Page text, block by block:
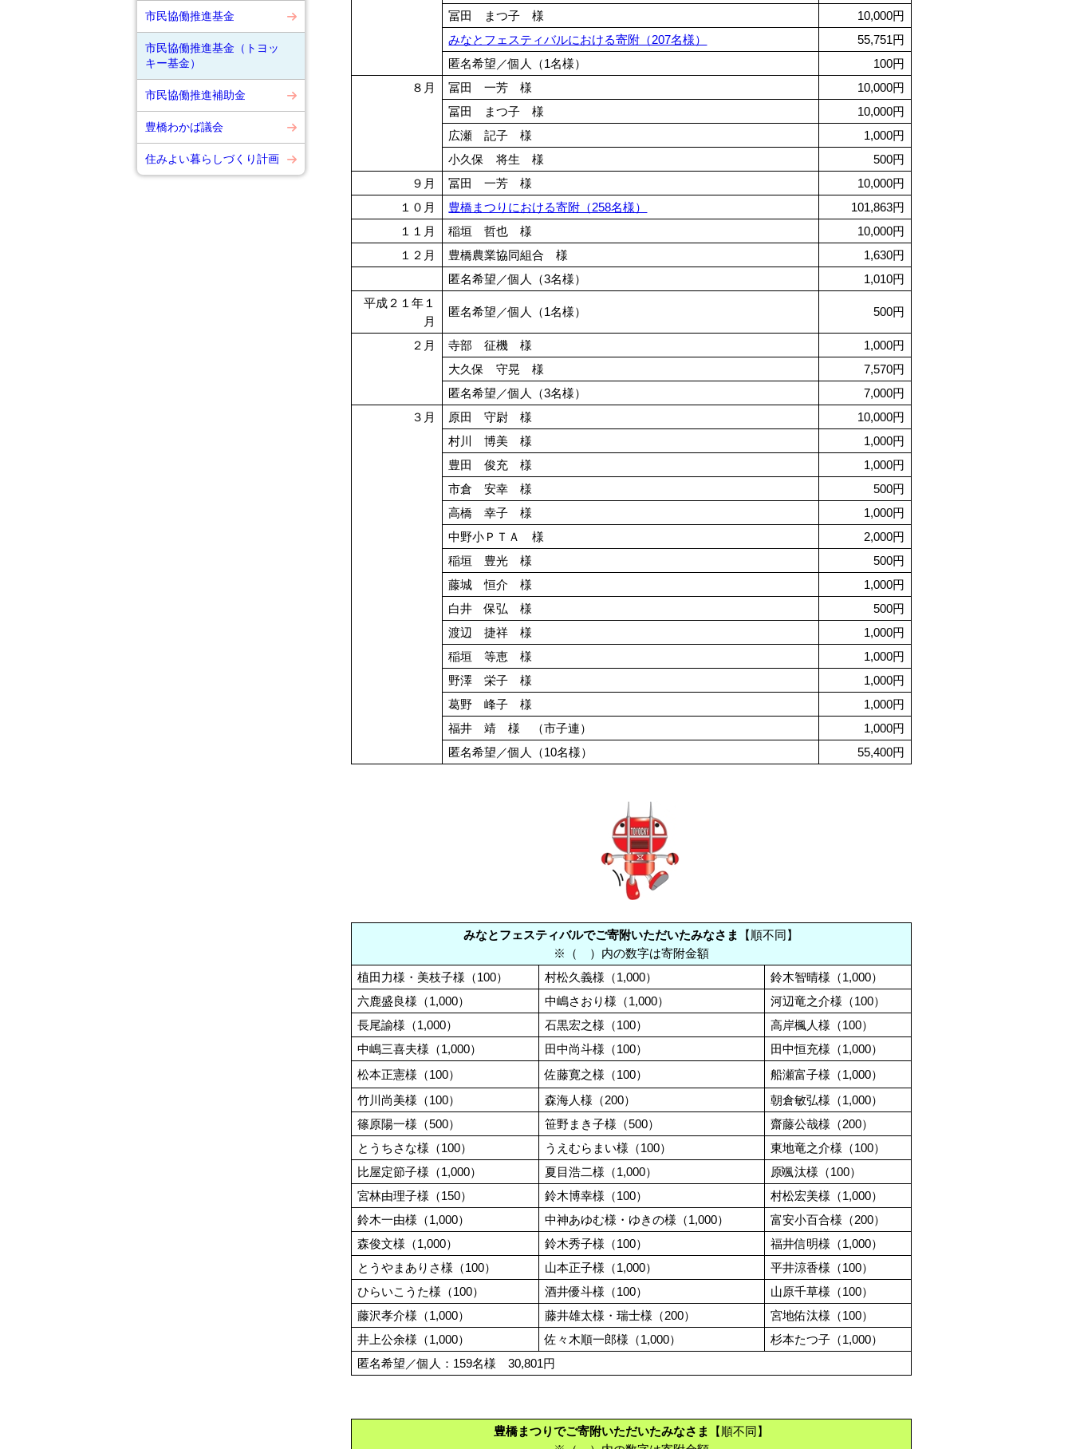
市民協働推進基金
市民協働推進基金（トヨッ
キー基金）
市民協働推進補助金
豊橋わかば議会
住みよい暮らしづくり計画
冨田 まつ子 様
10,000円
みなとフェスティバルにおける寄附（207名様）
55,751円
匿名希望／個人（1名様）
100円
８月
冨田 一芳 様
10,000円
冨田 まつ子 様
10,000円
広瀬 記子 様
1,000円
小久保 将生 様
500円
９月
冨田 一芳 様
10,000円
１０月
豊橋まつりにおける寄附（258名様）
101,863円
１１月
稲垣 哲也 様
10,000円
１２月
豊橋農業協同組合 様
1,630円
匿名希望／個人（3名様）
1,010円
平成２１年１
月
匿名希望／個人（1名様） 500円
２月 寺部 征機 様
1,000円
大久保 守晃 様
7,570円
匿名希望／個人（3名様）
7,000円
３月
原田 守尉 様
10,000円
村川 博美 様
1,000円
豊田 俊充 様
1,000円
市倉 安幸 様
500円
高橋 幸子 様
1,000円
中野小ＰＴＡ 様
2,000円
稲垣 豊光 様
500円
藤城 恒介 様
1,000円
白井 保弘 様
500円
渡辺 捷祥 様
1,000円
稲垣 等恵 様
1,000円
野澤 栄子 様
1,000円
葛野 峰子 様
1,000円
福井 靖 様 （市子連）
1,000円
匿名希望／個人（10名様）
55,400円
みなとフェスティバルでご寄附いただいたみなさま
【順不同】
※（ ）内の数字は寄附金額
植田力様・美枝子様（100）
村松久義様（1,000）
鈴木智晴様（1,000）
六鹿盛良様（1,000）
中嶋さおり様（1,000）
河辺竜之介様（100）
長尾諭様（1,000）
石黒宏之様（100）
高岸楓人様（100）
中嶋三喜夫様（1,000）
田中尚斗様（100）
田中恒充様（1,000）
松本正憲様（100）
佐藤寛之様（100）
船瀬富子様（1,000）
竹川尚美様（100）
森海人様（200）
朝倉敏弘様（1,000）
篠原陽一様（500）
笹野まき子様（500）
齋藤公哉様（200）
とうちさな様（100）
うえむらまい様（100）
東地竜之介様（100）
比屋定節子様（1,000）
夏目浩二様（1,000）
原颯汰様（100）
宮林由理子様（150）
鈴木博幸様（100）
村松宏美様（1,000）
鈴木一由様（1,000）
中神あゆむ様・ゆきの様（1,000）
富安小百合様（200）
森俊文様（1,000）
鈴木秀子様（100）
福井信明様（1,000）
とうやまありさ様（100）
山本正子様（1,000）
平井涼香様（100）
ひらいこうた様（100）
酒井優斗様（100）
山原千草様（100）
藤沢孝介様（1,000）
藤井雄太様・瑞士様（200）
宮地佑汰様（100）
井上公余様（1,000）
佐々木順一郎様（1,000）
杉本たつ子（1,000）
匿名希望／個人：159名様 30,801円
豊橋まつりでご寄附いただいたみなさま
【順不同】